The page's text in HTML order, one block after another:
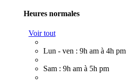
Heures normales
Voir tout
Lun - ven : 9h am à 4h pm
Sam : 9h am à 5h pm